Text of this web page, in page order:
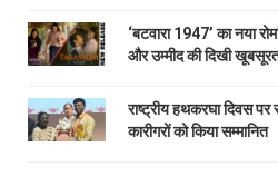
‘बटवारा 1947’ का नया
और उम्मीद की दिखी
राष्ट्रीय हथकरघा दिवस पर
कारीगरों को किया सम्मानित